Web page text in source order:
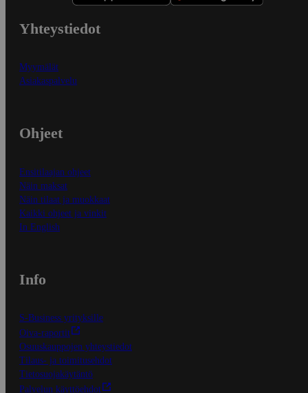
Yhteystiedot
Myymälät
Asiakaspalvelu
Ohjeet
Ensitilaajan ohjeet
Näin maksat
Näin tilaat ja muokkaat
Kaikki ohjeet ja vinkit
In English
Info
S-Business yrityksille
Oiva-raportit
Osuuskauppojen yhteystiedot
Tilaus- ja toimitusehdot
Tietosuojakäytäntö
Palvelun käyttöehdot